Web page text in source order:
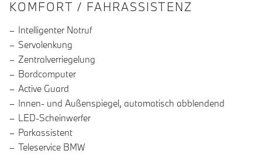
INFORMATIONEN ÜBER DIE
KOMFORT / FAHRASSISTENZ
Intelligenter Notruf
Servolenkung
Zentralverriegelung
Bordcomputer
Active Guard
Innen- und Außenspiegel, automatisch abblendend
LED-Scheinwerfer
Parkassistent
Teleservice BMW